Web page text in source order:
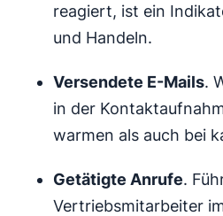
reagiert, ist ein
und Handeln.
Versendete E-Mails.
in der
warmen als auch bei
Getätigte Anrufe.
Vertriebsmitarbeiter